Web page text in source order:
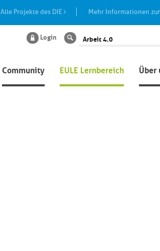
Alle Projekte des DIE Mehr Informationen
Community EULE Lernbereich Über
Login Suche